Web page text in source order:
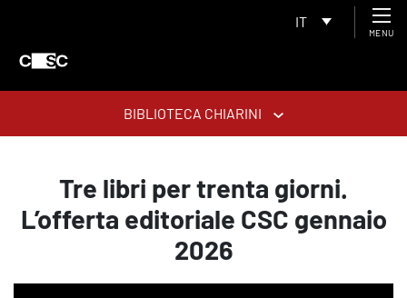
IT
MENU
BIBLIOTECA CHIARINI
Tre libri per trenta giorni.
L’offerta editoriale CSC gennaio
2026